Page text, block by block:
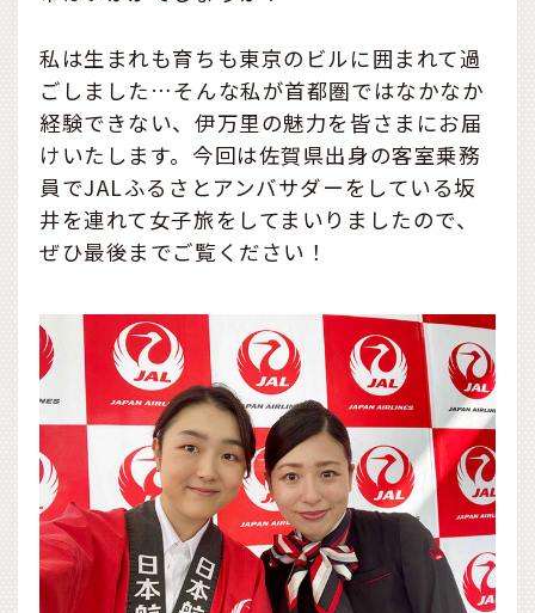
私は生まれも育ちも東京のビルに囲まれて過
ごしました…そんな私が首都圏ではなかなか
経験できない、伊万里の魅力を皆さまにお届
けいたします。今回は佐賀県出身の客室乗務
員でJALふるさとアンバサダーをしている坂
井を連れて女子旅をしてまいりましたので、
ぜひ最後までご覧ください！